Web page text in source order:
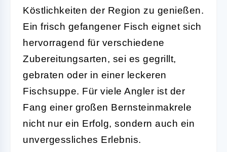
Köstlichkeiten der Region zu genießen.
Ein frisch gefangener Fisch eignet sich
hervorragend für verschiedene
Zubereitungsarten, sei es gegrillt,
gebraten oder in einer leckeren
Fischsuppe. Für viele Angler ist der
Fang einer großen Bernsteinmakrele
nicht nur ein Erfolg, sondern auch ein
unvergessliches Erlebnis.